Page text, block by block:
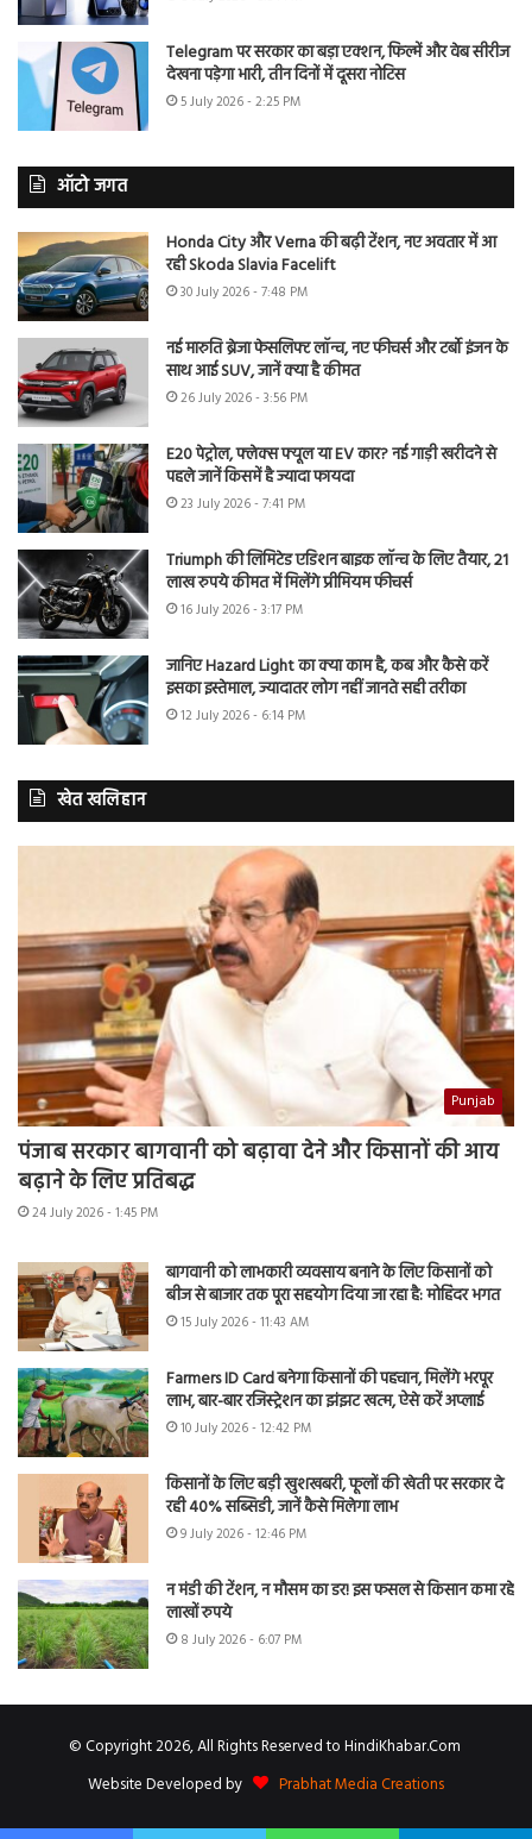
Telegram पर सरकार का बड़ा एक्शन, फिल्में और वेब सीरीज
देखना पड़ेगा भारी, तीन दिनों में दूसरा नोटिस
5 July 2026 - 2:25 PM
ऑटो जगत
Honda City और Verna की बढ़ी टेंशन, नए अवतार में आ
रही Skoda Slavia Facelift
30 July 2026 - 7:48 PM
नई मारुति ब्रेजा फेसलिफ्ट लॉन्च, नए फीचर्स और टर्बो इंजन के
साथ आई SUV, जानें क्या है कीमत
26 July 2026 - 3:56 PM
E20 पेट्रोल, फ्लेक्स फ्यूल या EV कार? नई गाड़ी खरीदने से
पहले जानें किसमें है ज्यादा फायदा
23 July 2026 - 7:41 PM
Triumph की लिमिटेड एडिशन बाइक लॉन्च के लिए तैयार, 21
लाख रुपये कीमत में मिलेंगे प्रीमियम फीचर्स
16 July 2026 - 3:17 PM
जानिए Hazard Light का क्या काम है, कब और कैसे करें
इसका इस्तेमाल, ज्यादातर लोग नहीं जानते सही तरीका
12 July 2026 - 6:14 PM
खेत खलिहान
Punjab
पंजाब सरकार बागवानी को बढ़ावा देने और किसानों की आय
बढ़ाने के लिए प्रतिबद्ध
24 July 2026 - 1:45 PM
बागवानी को लाभकारी व्यवसाय बनाने के लिए किसानों को
बीज से बाजार तक पूरा सहयोग दिया जा रहा है: मोहिंदर भगत
15 July 2026 - 11:43 AM
Farmers ID Card बनेगा किसानों की पहचान, मिलेंगे भरपूर
लाभ, बार-बार रजिस्ट्रेशन का झंझट खत्म, ऐसे करें अप्लाई
10 July 2026 - 12:42 PM
किसानों के लिए बड़ी खुशखबरी, फूलों की खेती पर सरकार दे
रही 40% सब्सिडी, जानें कैसे मिलेगा लाभ
9 July 2026 - 12:46 PM
न मंडी की टेंशन, न मौसम का डर! इस फसल से किसान कमा रहे
लाखों रुपये
8 July 2026 - 6:07 PM
© Copyright 2026, All Rights Reserved to HindiKhabar.Com
Website Developed by
Prabhat Media Creations